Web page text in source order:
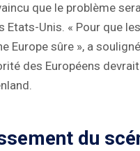
que le problème
Etats-Unis. « Pour que
Europe sûre », a
des Européens
du